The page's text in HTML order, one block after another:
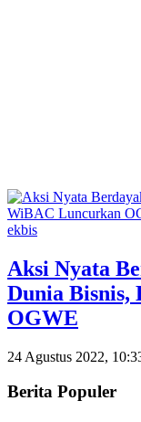
ekbis
Aksi Nyata
Dunia Bisnis,
OGWE
24 Agustus 2022,
Berita Populer